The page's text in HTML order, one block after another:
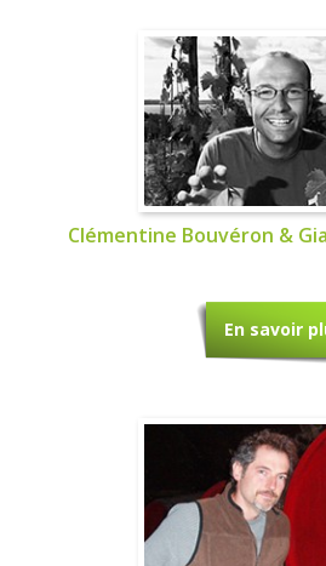
Clémentine Bouvéron &
En savoir